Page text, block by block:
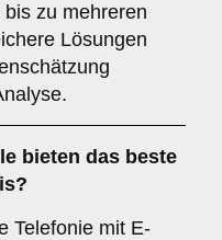
zu mehreren
Lösungen
bieten das beste
Telefonie mit E-